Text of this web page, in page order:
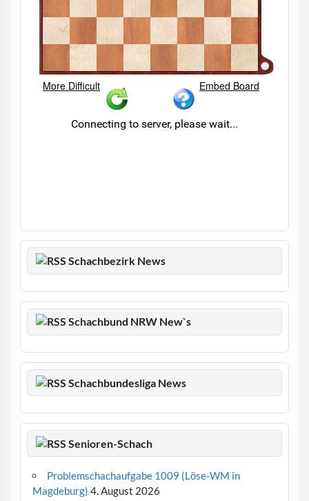
Schachbezirk News
Schachbund NRW New`s
Schachbundesliga News
Senioren-Schach
Problemschachaufgabe 1009 (Löse-WM in
Magdeburg) 4. August 2026